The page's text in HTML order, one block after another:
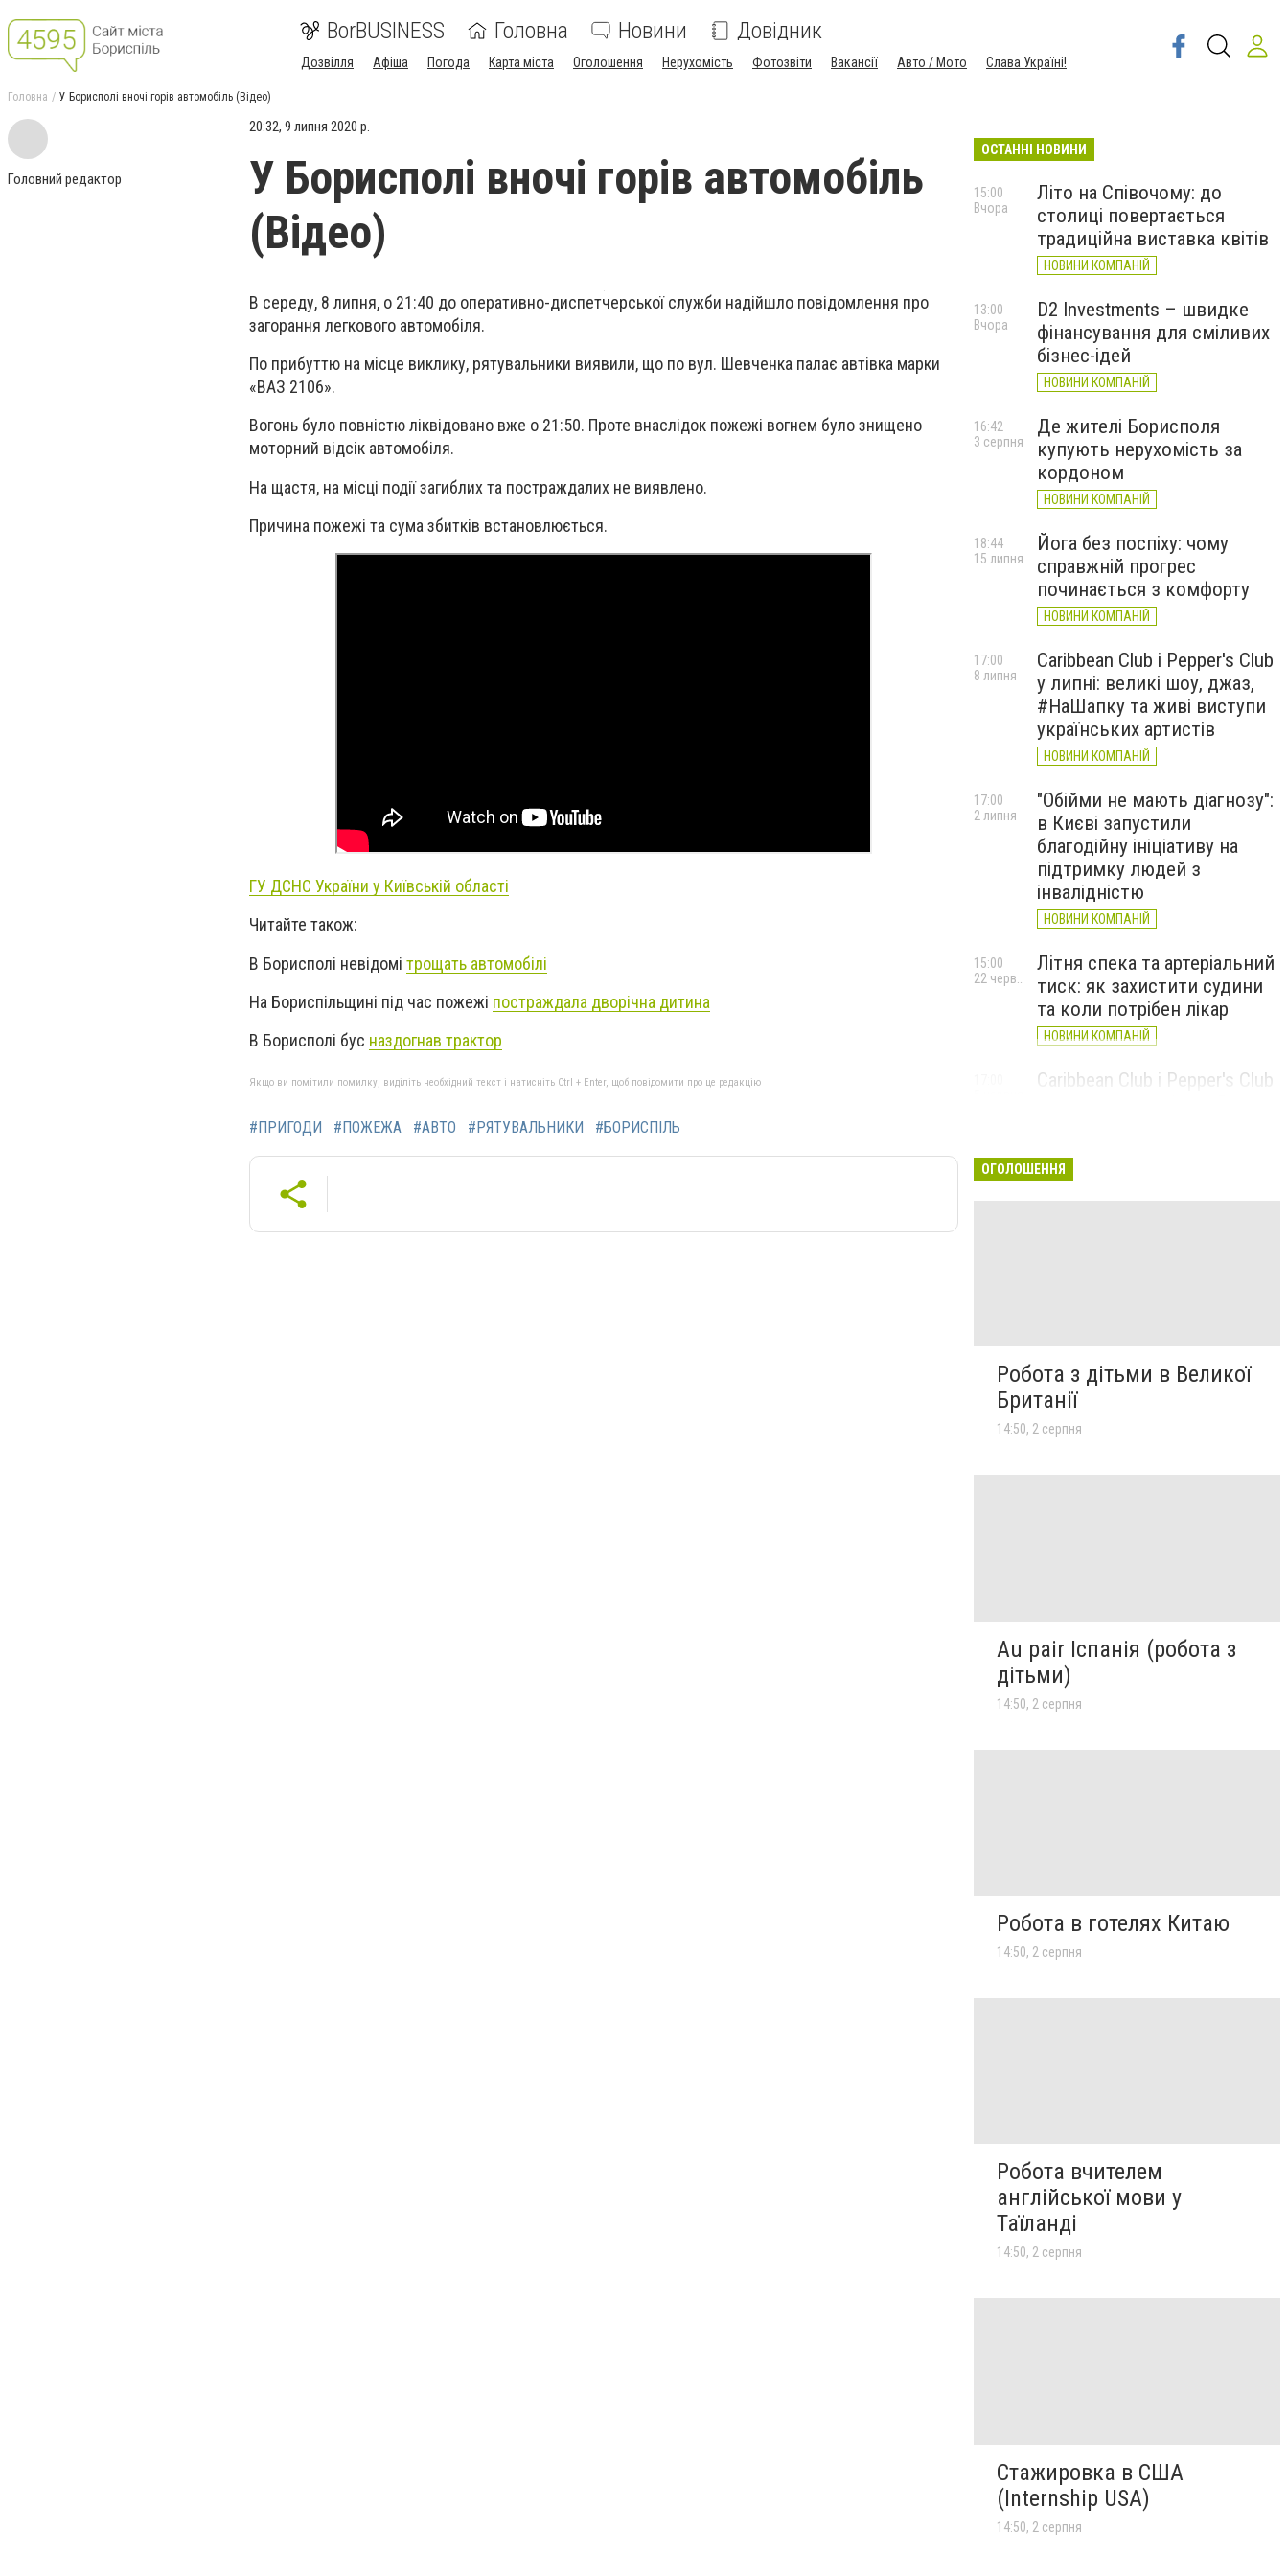
BorBUSINESS Головна Новини Довідник
Дозвілля Афіша Погода Карта міста Оголошення Нерухомість Фотозвіти Вакансії Авто / Мото Слава Україні!
Головна У Борисполі вночі горів автомобіль (Відео)
Головний редактор
20:32, 9 липня 2020 р.
У Борисполі вночі горів автомобіль
(Відео)
В середу, 8 липня, о 21:40 до оперативно-диспетчерської служби надійшло повідомлення про
загорання легкового автомобіля.
По прибуттю на місце виклику, рятувальники виявили, що по вул. Шевченка палає автівка марки
«ВАЗ 2106».
Вогонь було повністю ліквідовано вже о 21:50. Проте внаслідок пожежі вогнем було знищено
моторний відсік автомобіля.
На щастя, на місці події загиблих та постраждалих не виявлено.
Причина пожежі та сума збитків встановлюється.
ГУ ДСНС України у Київській області
Читайте також:
В Борисполі невідомі трощать автомобілі
На Бориспільщині під час пожежі постраждала дворічна дитина
В Борисполі бус наздогнав трактор
Якщо ви помітили помилку, виділіть необхідний текст і натисніть Ctrl + Enter, щоб повідомити про це редакцію
#ПРИГОДИ #ПОЖЕЖА #АВТО #РЯТУВАЛЬНИКИ #БОРИСПІЛЬ
ОСТАННІ НОВИНИ
Літо на Співочому: до
столиці повертається
традиційна виставка квітів
НОВИНИ КОМПАНІЙ
15:00
Вчора
D2 Investments – швидке
фінансування для сміливих
бізнес-ідей
НОВИНИ КОМПАНІЙ
13:00
Вчора
Де жителі Борисполя
купують нерухомість за
кордоном
НОВИНИ КОМПАНІЙ
16:42
3 серпня
Йога без поспіху: чому
справжній прогрес
починається з комфорту
НОВИНИ КОМПАНІЙ
18:44
15 липня
Caribbean Club і Pepper's Club
у липні: великі шоу, джаз,
#НаШапку та живі виступи
українських артистів
НОВИНИ КОМПАНІЙ
17:00
8 липня
"Обійми не мають діагнозу":
в Києві запустили
благодійну ініціативу на
підтримку людей з
інвалідністю
НОВИНИ КОМПАНІЙ
17:00
2 липня
Літня спека та артеріальний
тиск: як захистити судини
та коли потрібен лікар
НОВИНИ КОМПАНІЙ
15:00
Caribbean Club і Pepper's Club
НОВИНИ КОМПАНІЙ
ОГОЛОШЕННЯ
Робота з дітьми в Великої
Британії
14:50, 2 серпня
Au pair Іспанія (робота з
дітьми)
14:50, 2 серпня
Робота в готелях Китаю
14:50, 2 серпня
Робота вчителем
англійської мови у
Таїланді
14:50, 2 серпня
Стажировка в США
(Internship USA)
14:50, 2 серпня